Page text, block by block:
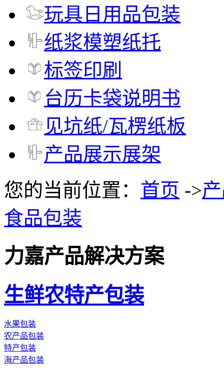
玩具日用品包装
纸浆模塑纸托
标签印刷
台历卡袋说明书
见坑纸/瓦楞纸板
产品展示展架
您的当前位置： 首页 ->
食品包装
力嘉产品解决方案
生鲜农特产包装
水果包装
农产品包装
特产包装
海产品包装